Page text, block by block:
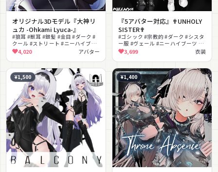
オリジナル3Dモデル『大神リ
ュカ -Ohkami Lyuca-』
#狼耳 #獣耳 #銀髪 #金目 #ダーク #
クール #ストリート #ニーハイブー
ツ #VRChat #アバター
4,020 アバター
『5アバター対応』✟UNHOLY
SISTER✟
#ゴシック #宗教的 #ダーク #シスタ
ー服 #ヴェール #ニーハイブーツ #
チェーン #十字架 #lilToon対応
#PhysBone対応
3,699 衣装
¥1,500 ¥1,400